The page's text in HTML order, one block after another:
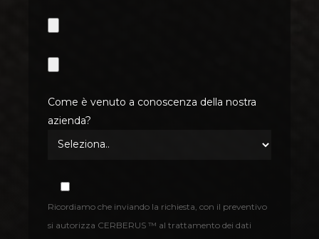
Come è venuto a conoscenza della nostra
azienda?
Ricordiamo che inviando la richiesta, con il preventivo
si autorizza CERBERUS ™ al trattamento dei dati